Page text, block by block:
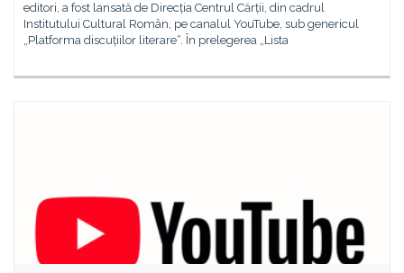
editori, a fost lansată de Direcția Centrul Cărții, din cadrul
Institutului Cultural Român, pe canalul YouTube, sub genericul
„Platforma discuțiilor literare“. În prelegerea „Lista